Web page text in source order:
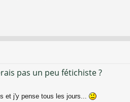
pas un peu fétichiste ?
et j'y pense tous les jours...